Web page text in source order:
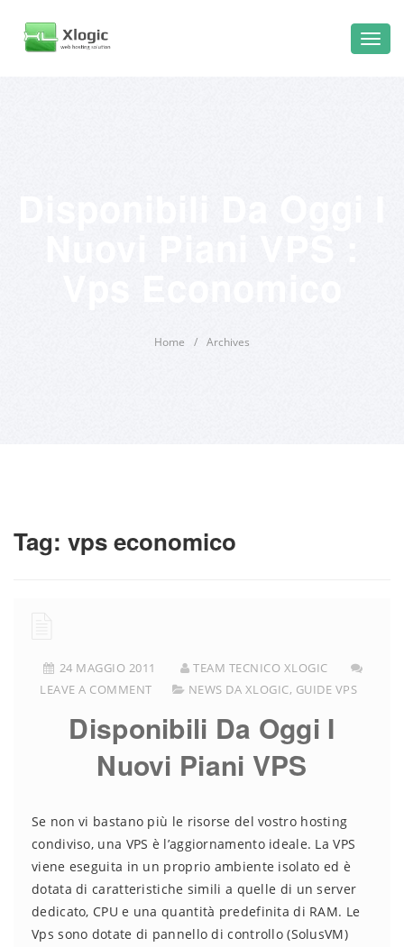
Home / Archives
Tag: vps economico
24 MAGGIO 2011
TEAM TECNICO XLOGIC
LEAVE A COMMENT
NEWS DA XLOGIC, GUIDE VPS
Disponibili Da Oggi I
Nuovi Piani VPS
Se non vi bastano più le risorse del vostro hosting
condiviso, una VPS è l’aggiornamento ideale. La VPS
viene eseguita in un proprio ambiente isolato ed è
dotata di caratteristiche simili a quelle di un server
dedicato, CPU e una quantità predefinita di RAM. Le
Vps sono dotate di pannello di controllo (SolusVM)